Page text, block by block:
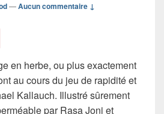
—Aucun commentaire ↓
en herbe, ou plus exactement
au cours du jeu de rapidité et
Kallauch. Illustré sûrement
par Rasa Joni et